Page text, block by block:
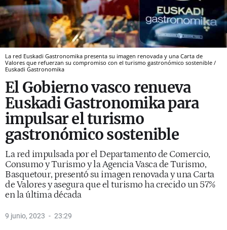
La red Euskadi Gastronomika presenta su imagen renovada y una Carta de
Valores que refuerzan su compromiso con el turismo gastronómico sostenible /
Euskadi Gastronomika
El Gobierno vasco renueva
Euskadi Gastronomika para
impulsar el turismo
gastronómico sostenible
La red impulsada por el Departamento de Comercio,
Consumo y Turismo y la Agencia Vasca de Turismo,
Basquetour, presentó su imagen renovada y una Carta
de Valores y asegura que el turismo ha crecido un 57%
en la última década
9 junio, 2023 23:29